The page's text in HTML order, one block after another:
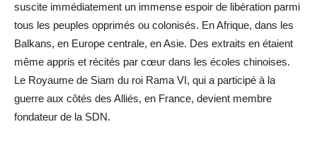
suscite immédiatement un immense espoir de libération parmi
tous les peuples opprimés ou colonisés. En Afrique, dans les
Balkans, en Europe centrale, en Asie. Des extraits en étaient
même appris et récités par cœur dans les écoles chinoises.
Le Royaume de Siam du roi Rama VI, qui a participé à la
guerre aux côtés des Alliés, en France, devient membre
fondateur de la SDN.